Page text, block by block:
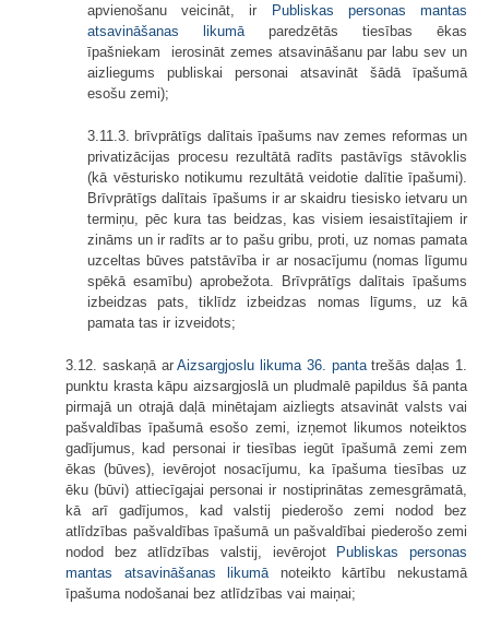
apvienošanu veicināt, ir
Publiskas personas mantas
atsavināšanas likumāparedzētās tiesības ēkas
īpašniekam ierosināt zemes atsavināšanu par labu sev un
aizliegums publiskai personai atsavināt šādā īpašumā
esošu zemi);
3.11.3. brīvprātīgs dalītais īpašums nav zemes reformas un
privatizācijas procesu rezultātā radīts pastāvīgs stāvoklis
(kā vēsturisko notikumu rezultātā veidotie dalītie īpašumi).
Brīvprātīgs dalītais īpašums ir ar skaidru tiesisko ietvaru un
termiņu, pēc kura tas beidzas, kas visiem iesaistītajiem ir
zināms un ir radīts ar to pašu gribu, proti, uz nomas pamata
uzceltas būves patstāvība ir ar nosacījumu (nomas līgumu
spēkā esamību) aprobežota. Brīvprātīgs dalītais īpašums
izbeidzas pats, tiklīdz izbeidzas nomas līgums, uz kā
pamata tas ir izveidots;
3.12. saskaņā arAizsargjoslu likuma 36. pantatrešās daļas 1.
punktu krasta kāpu aizsargjoslā un pludmalē papildus šā panta
pirmajā un otrajā daļā minētajam aizliegts atsavināt valsts vai
pašvaldības īpašumā esošo zemi, izņemot likumos noteiktos
gadījumus, kad personai ir tiesības iegūt īpašumā zemi zem
ēkas (būves), ievērojot nosacījumu, ka īpašuma tiesības uz
ēku (būvi) attiecīgajai personai ir nostiprinātas zemesgrāmatā,
kā arī gadījumos, kad valstij piederošo zemi nodod bez
atlīdzības pašvaldības īpašumā un pašvaldībai piederošo zemi
nodod bez atlīdzības valstij, ievērojot
Publiskas personas
mantas atsavināšanas likumānoteikto kārtību nekustamā
īpašuma nodošanai bez atlīdzības vai maiņai;